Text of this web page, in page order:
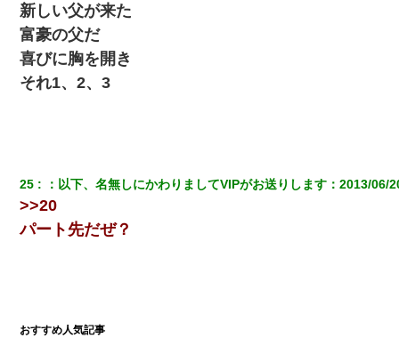
旦那が長男のDNA鑑定をしたら血縁関係0%だった。旦那「やっぱ
りウワキしてたんだな…」長男「俺は誰の子供なの？」長女・次
男「ウワキ女！」
三年働いてたパートを突然クビになった。しかし元職場の主要取
父が他界→父のフリン相手『どうか相続を放棄して下さい、昔の
ことは謝ります。ごめんなさい…』私「お子さんはフリン略奪婚
新しい父が来た
富豪の父だ
喜びに胸を開き
それ1、2、3
25 ： 以下、名無しにかわりましてVIPがお送りします ：2013/06/
>>20
パート先だぜ？